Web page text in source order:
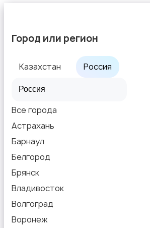
Город или регион
Казахстан Россия
Все города
Астрахань
Барнаул
Белгород
Брянск
Владивосток
Волгоград
Воронеж